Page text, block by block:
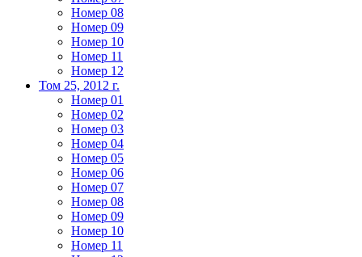
Номер 08
Номер 09
Номер 10
Номер 11
Номер 12
Том 25, 2012 г.
Номер 01
Номер 02
Номер 03
Номер 04
Номер 05
Номер 06
Номер 07
Номер 08
Номер 09
Номер 10
Номер 11